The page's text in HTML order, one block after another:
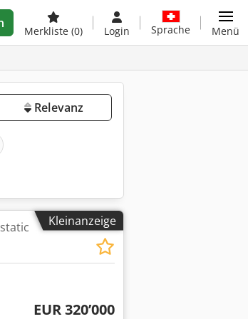
Merkliste (0) Login Sprache Menü
Relevanz
Kleinanzeige
EUR 320’000